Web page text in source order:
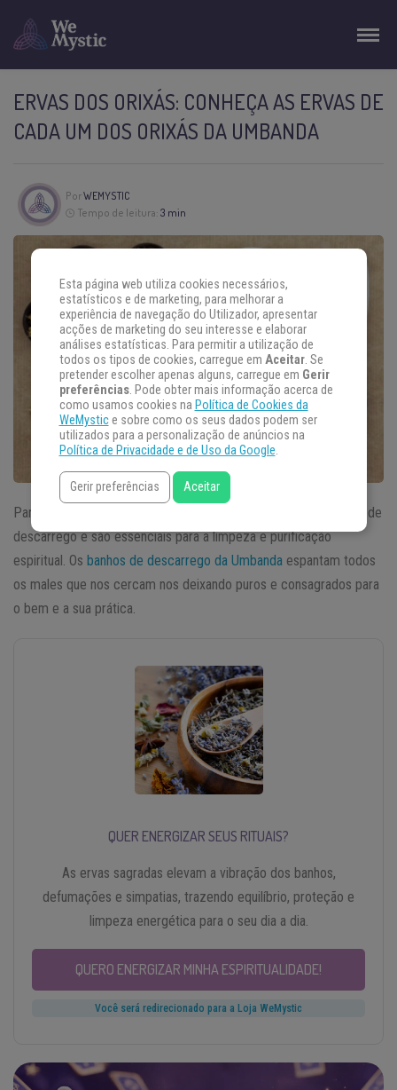
ERVAS DOS ORIXÁS: CONHEÇA AS ERVAS DE
CADA UM DOS ORIXÁS DA UMBANDA
PorWEMYSTIC
Tempo de leitura: 3 min
Para a
, as ervas dos orixás são utilizadas para banhos de
descarrego e são essenciais para a limpeza e purificação
espiritual. Os banhos de descarrego da Umbanda espantam todos
os males que nos cercam nos deixando puros e consagrados para
o bem e a sua prática.
QUER ENERGIZAR SEUS RITUAIS?
As ervas sagradas elevam a vibração dos banhos,
defumações e simpatias, trazendo equilíbrio, proteção e
limpeza energética para o seu dia a dia.
QUERO ENERGIZAR MINHA ESPIRITUALIDADE!
Você será redirecionado para a Loja WeMystic
Esta página web utiliza cookies necessários,
estatísticos e de marketing, para melhorar a
experiência de navegação do Utilizador, apresentar
acções de marketing do seu interesse e elaborar
análises estatísticas. Para permitir a utilização de
todos os tipos de cookies, carregue em Aceitar. Se
pretender escolher apenas alguns, carregue em Gerir
preferências. Pode obter mais informação acerca de
como usamos cookies na Política de Cookies da
WeMystice sobre como os seus dados podem ser
utilizados para a personalização de anúncios na
Política de Privacidade e de Uso da Google.
Gerir preferências Aceitar